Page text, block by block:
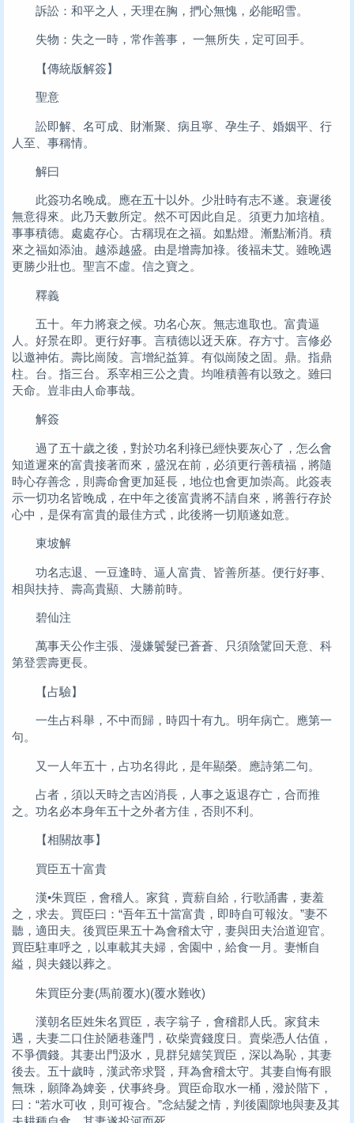
訴訟：和平之人，天理在胸，捫心無愧，必能昭雪。
失物：失之一時，常作善事， 一無所失，定可回手。
【傳統版解簽】
聖意
訟即解、名可成、財漸聚、病且寧、孕生子、婚姻平、行
人至、事稱情。
解曰
此簽功名晚成。應在五十以外。少壯時有志不遂。衰遲後
無意得來。此乃天數所定。然不可因此自足。須更力加培植。
事事積德。處處存心。古稱現在之福。如點燈。漸點漸消。積
來之福如添油。越添越盛。由是增壽加祿。後福未艾。雖晚遇
更勝少壯也。聖言不虛。信之寶之。
釋義
五十。年力將衰之候。功名心灰。無志進取也。富貴逼
人。好景在即。更行好事。言積德以迓天庥。存方寸。言修必
以邀神佑。壽比崗陵。言增紀益算。有似崗陵之固。鼎。指鼎
柱。台。指三台。系宰相三公之貴。均唯積善有以致之。雖曰
天命。豈非由人命事哉。
解簽
過了五十歲之後，對於功名利祿已經快要灰心了，怎么會
知道遲來的富貴接著而來，盛況在前，必須更行善積福，將隨
時心存善念，則壽命會更加延長，地位也會更加崇高。此簽表
示一切功名皆晚成，在中年之後富貴將不請自來，將善行存於
心中，是保有富貴的最佳方式，此後將一切順遂如意。
東坡解
功名志退、一豆逢時、逼人富貴、皆善所基。便行好事、
相與扶持、壽高貴顯、大勝前時。
碧仙注
萬事天公作主張、漫嫌鬢髮已蒼蒼、只須陰騭回天意、科
第登雲壽更長。
【占驗】
一生占科舉，不中而歸，時四十有九。明年病亡。應第一
句。
又一人年五十，占功名得此，是年顯榮。應詩第二句。
占者，須以天時之吉凶消長，人事之返退存亡，合而推
之。功名必本身年五十之外者方佳，否則不利。
【相關故事】
買臣五十富貴
漢•朱買臣，會稽人。家貧，賣薪自給，行歌誦書，妻羞
之，求去。買臣曰：“吾年五十當富貴，即時自可報汝。”妻不
聽，適田夫。後買臣果五十為會稽太守，妻與田夫治道迎官。
買臣駐車呼之，以車載其夫婦，舍園中，給食一月。妻慚自
縊，與夫錢以葬之。
朱買臣分妻(馬前覆水)(覆水難收)
漢朝名臣姓朱名買臣，表字翁子，會稽郡人氏。家貧未
遇，夫妻二口住於陋巷蓬門，砍柴賣錢度日。賣柴憑人估值，
不爭價錢。其妻出門汲水，見群兒嬉笑買臣，深以為恥，其妻
後去。五十歲時，漢武帝求賢，拜為會稽太守。其妻自悔有眼
無珠，願降為婢妾，伏事終身。買臣命取水一桶，潑於階下，
曰：“若水可收，則可複合。”念結髮之情，判後園隙地與妻及其